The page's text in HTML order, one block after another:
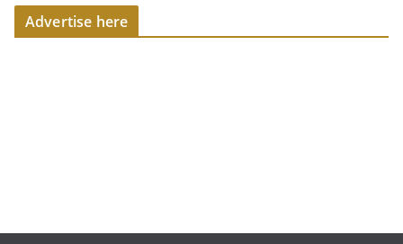
Advertise here